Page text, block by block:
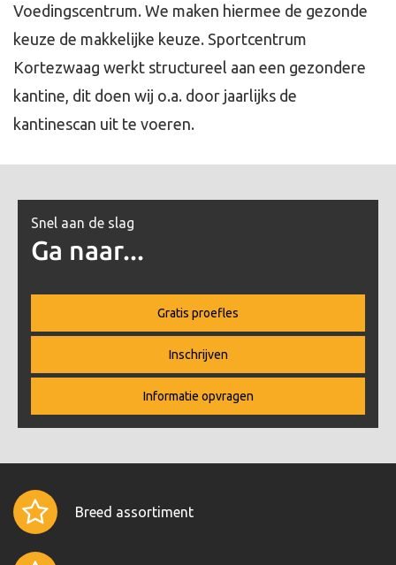
Voedingscentrum. We maken hiermee de gezonde
keuze de makkelijke keuze. Sportcentrum
Kortezwaag werkt structureel aan een gezondere
kantine, dit doen wij o.a. door jaarlijks de
kantinescan uit te voeren.
Snel aan de slag
Ga naar...
Gratis proefles
Inschrijven
Informatie opvragen
Breed assortiment